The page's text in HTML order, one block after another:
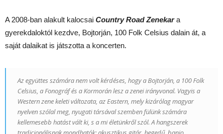
A 2008-ban alakult kalocsai Country Road Zenekara
gyerekdaloktól kezdve, Bojtorján, 100 Folk Celsius dalain át, a
saját dalaikat is játszotta a koncerten.
Az együttes számára nem volt kérdéses, hogy a Bojtorján, a 100 Folk
Celsius, a Fonográf és a Kormorán lesz a zenei irányvonal. Vagyis a
Western zene keleti változata, az Eastern, mely kizárólag magyar
nyelven szólal meg, nyugati társával szemben fülünk számára
kellemesebb hatást vált ki, s a mi életünkről szól. A hangszerek